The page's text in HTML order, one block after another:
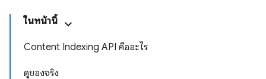
ในหน้านี้
Content Indexing API คืออะไร
ดูของจริง